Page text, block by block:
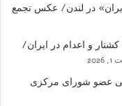
در لندن/ عکس تجمع
و اعدام در ایران/
عضو شورای مرکزی